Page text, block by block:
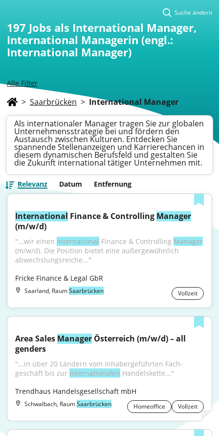
Alle Filter
Suche ändern
197 Jobs als International Manager,
International Managerin (engl.:
International Manager)
> Saarbrücken > International Manager
Als internationaler Manager tragen Sie zur globalen
Unternehmensstrategie bei und fördern den
Austausch zwischen Kulturen. Entdecken Sie
spannende Stellenanzeigen und Karrierechancen in
diesem dynamischen Berufsfeld und gestalten Sie
die Zukunft international tätiger Unternehmen mit.
Relevanz Datum Entfernung
International Finance & Controlling Manager
(m/w/d)
"...wir einen International Finance & Controlling Manager
(m/w/d). Die Position bietet eine außergewöhnlich
abwechslungsreiche..."
Fricke Finance & Legal GbR
Saarland, RaumSaarbrücken Vollzeit
Area Sales Manager Österreich (m/w/d) – all
genders
"...in über 20 Ländern vom inhaber­geführten Fach­
geschäft bis zur inter­nationalen Handelskette..."
Trendhaus Handelsgesellschaft mbH
Schwalbach, RaumSaarbrücken Homeoffice Vollzeit